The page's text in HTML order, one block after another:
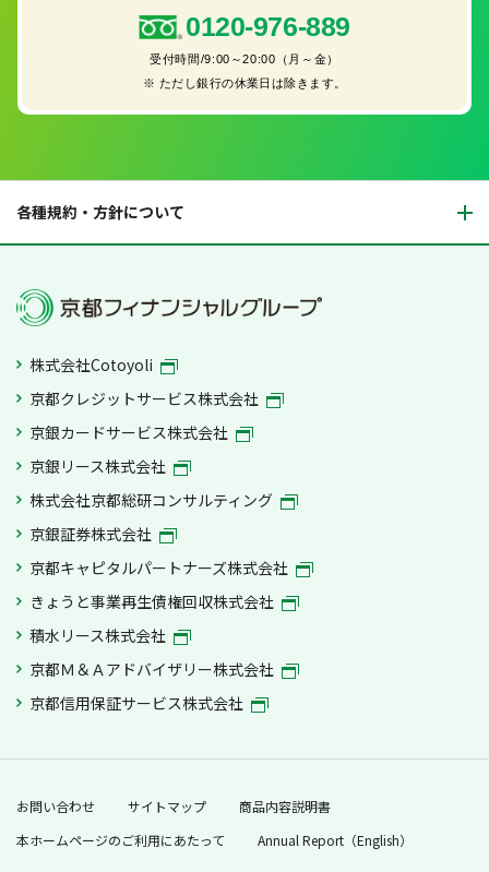
0120-976-889
受付時間/9:00～20:00（月～金）
※ ただし銀行の休業日は除きます。
各種規約・方針について
株式会社Cotoyoli
京都クレジットサービス株式会社
京銀カードサービス株式会社
京銀リース株式会社
株式会社京都総研コンサルティング
京銀証券株式会社
京都キャピタルパートナーズ株式会社
きょうと事業再生債権回収株式会社
積水リース株式会社
京都Ｍ＆Ａアドバイザリー株式会社
京都信用保証サービス株式会社
お問い合わせ サイトマップ
商品内容説明書
本ホームページのご利用にあたって
Annual Report（English）